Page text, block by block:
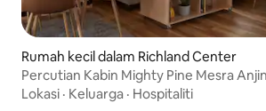
Rumah kecil dalam Richland Center
Percutian Kabin Mighty Pine Mesra
Lokasi · Keluarga · Hospitaliti